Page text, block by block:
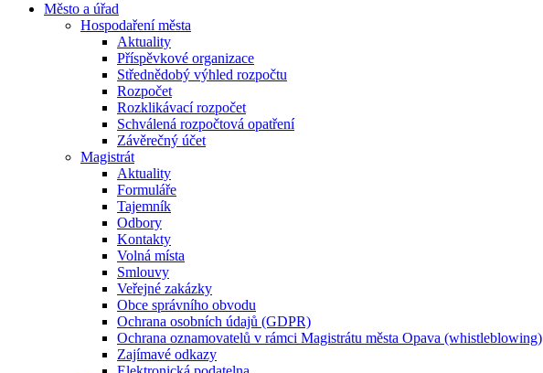
Město a úřad
Hospodaření města
Aktuality
Příspěvkové organizace
Střednědobý výhled rozpočtu
Rozpočet
Rozklikávací rozpočet
Schválená rozpočtová opatření
Závěrečný účet
Magistrát
Aktuality
Formuláře
Tajemník
Odbory
Kontakty
Volná místa
Smlouvy
Veřejné zakázky
Obce správního obvodu
Ochrana osobních údajů (GDPR)
Ochrana oznamovatelů v rámci Magistrátu města Opava (whistleblowing)
Zajímavé odkazy